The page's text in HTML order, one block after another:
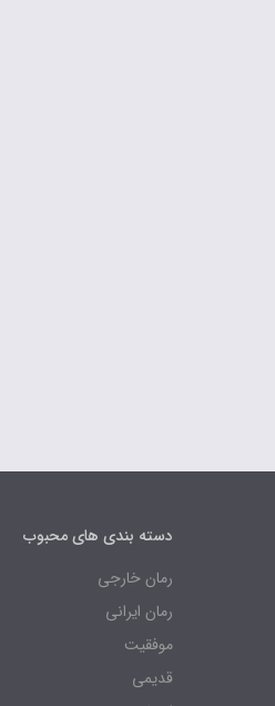
دسته بندی های محبوب
رمان خارجی
رمان ایرانی
موفقیت
قدیمی